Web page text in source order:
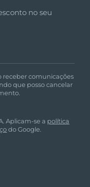
no seu
receber comunicações
que posso cancelar
Aplicam-se a política
do Google.